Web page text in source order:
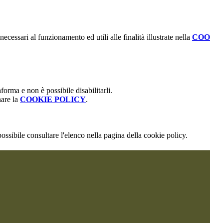
al funzionamento ed utili alle finalità illustrate nella
e non è possibile disabilitarli.
la COOKIE POLICY.
consultare l'elenco nella pagina della cookie policy.